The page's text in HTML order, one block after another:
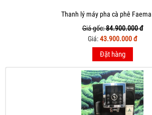
Thanh lý máy pha cà phê Faema
Giá gốc:84.900.000 đ
Giá:43.900.000 đ
Đặt hàng